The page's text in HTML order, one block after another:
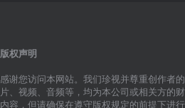
版权声明
感谢您访问本网站。我们珍视并尊重创作者
片、视频、音频等，均为本公司或相关方的
内容，但请确保在遵守版权规定的前提下进行